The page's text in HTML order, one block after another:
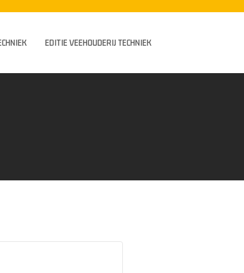
EDITIE VEEHOUDERIJ TECHNIEK